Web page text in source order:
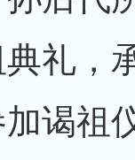
礼，
谒祖